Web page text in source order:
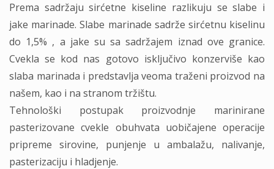
Prema sadržaju sirćetne kiseline razlikuju se slabe i
jake marinade. Slabe marinade sadrže sirćetnu kiselinu
do 1,5% , a jake su sa sadržajem iznad ove granice.
Cvekla se kod nas gotovo isključivo konzerviše kao
slaba marinada i predstavlja veoma traženi proizvod na
našem, kao i na stranom tržištu.
Tehnološki postupak proizvodnje marinirane
pasterizovane cvekle obuhvata uobičajene operacije
pripreme sirovine, punjenje u ambalažu, nalivanje,
pasterizaciju i hladjenje.